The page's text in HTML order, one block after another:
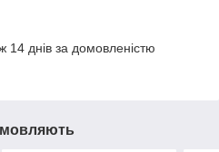
днів за домовленістю